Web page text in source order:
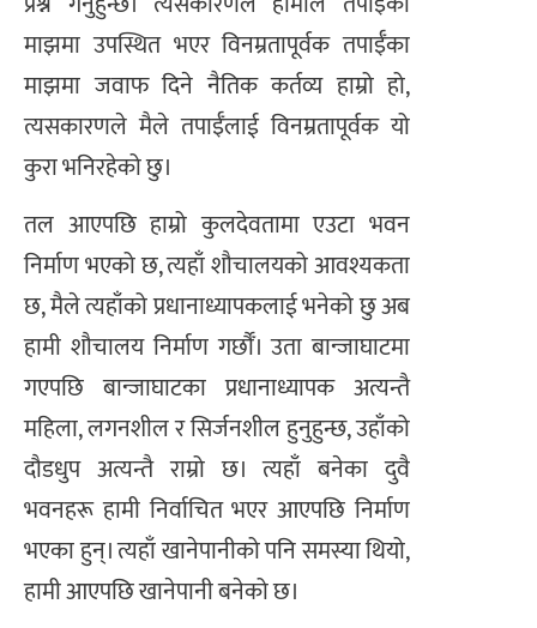
माझमा उपस्थित भएर विनम्रतापूर्वक तपाईँका
माझमा जवाफ दिने नैतिक कर्तव्य हाम्रो हो,
त्यसकारणले मैले तपाईँलाई विनम्रतापूर्वक यो
कुरा भनिरहेको छु।
​तल आएपछि हाम्रो कुलदेवतामा एउटा भवन
निर्माण भएको छ, त्यहाँ शौचालयको आवश्यकता
छ, मैले त्यहाँको प्रधानाध्यापकलाई भनेको छु अब
हामी शौचालय निर्माण गर्छौँ। उता बान्जाघाटमा
गएपछि बान्जाघाटका प्रधानाध्यापक अत्यन्तै
महिला, लगनशील र सिर्जनशील हुनुहुन्छ, उहाँको
दौडधुप अत्यन्तै राम्रो छ। त्यहाँ बनेका दुवै
भवनहरू हामी निर्वाचित भएर आएपछि निर्माण
भएका हुन्। त्यहाँ खानेपानीको पनि समस्या थियो,
हामी आएपछि खानेपानी बनेको छ।